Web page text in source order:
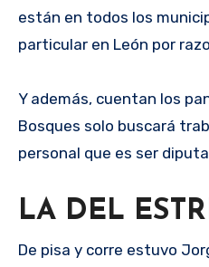
están en todos los
particular en León por
Y además, cuentan los
Bosques solo buscará
personal que es ser
LA DEL
De pisa y corre estuvo